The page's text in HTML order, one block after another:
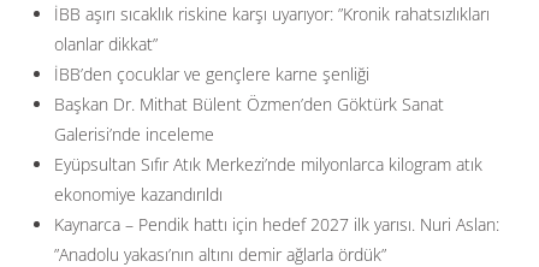
İBB aşırı sıcaklık riskine karşı uyarıyor: ”Kronik rahatsızlıkları
olanlar dikkat”
İBB’den çocuklar ve gençlere karne şenliği
Başkan Dr. Mithat Bülent Özmen’den Göktürk Sanat
Galerisi’nde inceleme
Eyüpsultan Sıfır Atık Merkezi’nde milyonlarca kilogram atık
ekonomiye kazandırıldı
Kaynarca – Pendik hattı için hedef 2027 ilk yarısı. Nuri Aslan:
”Anadolu yakası’nın altını demir ağlarla ördük”